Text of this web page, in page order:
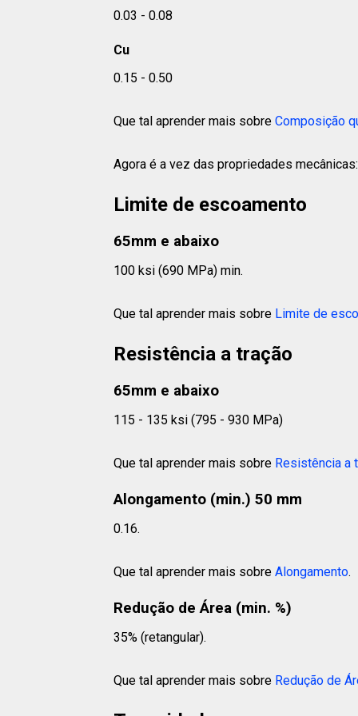
0.03 - 0.08
Cu
0.15 - 0.50
Que tal aprender mais sobre Composição
Agora é a vez das propriedades mecânicas:
Limite de escoamento
65mm e abaixo
100 ksi (690 MPa) min.
Que tal aprender mais sobre Limite de
Resistência a tração
65mm e abaixo
115 - 135 ksi (795 - 930 MPa)
Que tal aprender mais sobre Resistência a
Alongamento (min.) 50 mm
0.16.
Que tal aprender mais sobre Alongamento.
Redução de Área (min. %)
35% (retangular).
Que tal aprender mais sobre Redução de